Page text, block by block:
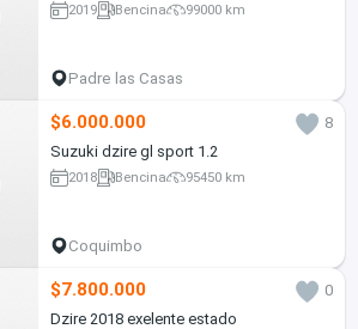
2019 Bencina 99000 km
Padre las Casas
$6.000.000
8
Suzuki dzire gl sport 1.2
2018 Bencina 95450 km
Coquimbo
$7.800.000
0
Dzire 2018 exelente estado